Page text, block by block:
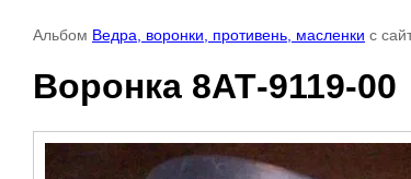
Альбом Ведра, воронки, противень, масленки с
Воронка 8АТ-9119-00